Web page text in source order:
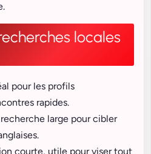
locales
pour les profils
rapides.
large pour cibler
courte, utile pour viser tout